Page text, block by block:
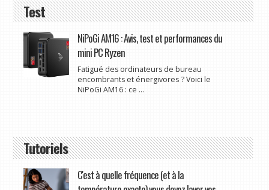
Test
NiPoGi AM16 : Avis, test et performances du
mini PC Ryzen
Fatigué des ordinateurs de bureau
encombrants et énergivores ? Voici le
NiPoGi AM16 : ce ...
Tutoriels
C'est à quelle fréquence (et à la